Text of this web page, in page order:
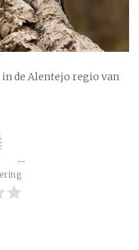
de Alentejo regio van